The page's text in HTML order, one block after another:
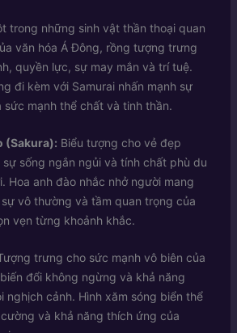
trong những sinh vật thần thoại quan
văn hóa Á Đông, rồng tượng trưng
quyền lực, sự may mắn và trí tuệ.
đi kèm với Samurai nhấn mạnh sự
sức mạnh thể chất và tinh thần.
(Sakura): Biểu tượng cho vẻ đẹp
sự sống ngắn ngủi và tính chất phù du
Hoa anh đào nhắc nhở người mang
vô thường và tầm quan trọng của
vẹn từng khoảnh khắc.
trưng cho sức mạnh vô biên của
đổi không ngừng và khả năng
nghịch cảnh. Hình xăm sóng biển thể
và khả năng thích ứng của